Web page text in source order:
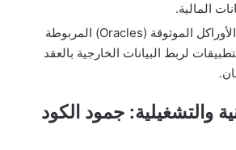
المالية.
استخدام شبكات الأوراكل الموثوقة (Oracles) المربوطة
لربط البيانات الخارجية بالعقد
والتشغيلية: جمود الكود